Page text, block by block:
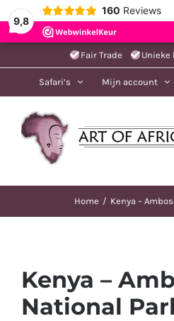
9,8
160 Reviews
naar
Fair Trade Unieke
Safari’s Mijn account
Home Kenya –
Kenya –
National